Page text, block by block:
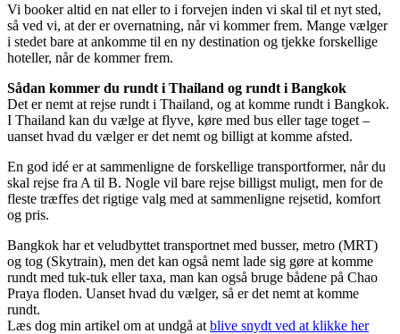
Vi booker altid en nat eller to i forvejen inden vi skal til et nyt sted,
så ved vi, at der er overnatning, når vi kommer frem. Mange vælger
i stedet bare at ankomme til en ny destination og tjekke forskellige
hoteller, når de kommer frem.
Sådan kommer du rundt i Thailand og rundt i Bangkok
Det er nemt at rejse rundt i Thailand, og at komme rundt i Bangkok.
I Thailand kan du vælge at flyve, køre med bus eller tage toget –
uanset hvad du vælger er det nemt og billigt at komme afsted.
En god idé er at sammenligne de forskellige transportformer, når du
skal rejse fra A til B. Nogle vil bare rejse billigst muligt, men for de
fleste træffes det rigtige valg med at sammenligne rejsetid, komfort
og pris.
Bangkok har et veludbyttet transportnet med busser, metro (MRT)
og tog (Skytrain), men det kan også nemt lade sig gøre at komme
rundt med tuk-tuk eller taxa, man kan også bruge bådene på Chao
Praya floden. Uanset hvad du vælger, så er det nemt at komme
rundt.
Læs dog min artikel om at undgå at blive snydt ved at klikke her